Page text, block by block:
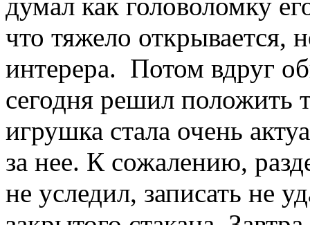
думал как головоломку
что тяжело открывается,
интерера. Потом вдруг
сегодня решил положить
игрушка стала очень
за нее. К сожалению,
не уследил, записать не